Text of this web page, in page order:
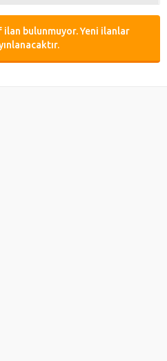
bulunmuyor. Yeni ilanlar